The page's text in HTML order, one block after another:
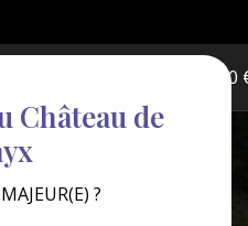
Château de
?
0,00